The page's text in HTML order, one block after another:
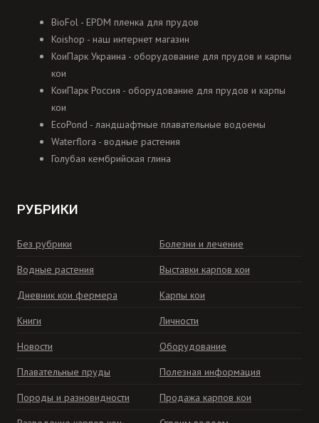
BioFol - EPDM пленка для прудов
Koishop - наш интернет магазин
КоиПарк Украина - оборудование для прудов и карпы
кои
КоиПарк Россия - оборудование для прудов и карпы
кои
EcoPond - ландшафтные плавательные водоемы
Waterflora - водные растения
Голубая кембрийская глина
РУБРИКИ
Без рубрики
Болезни и лечение
Водные растения
Выставки карпов кои
Дневник кои фермера
Карпы кои
Книги
Личности
Новости
Оборудование
Плавательные пруды
Полезная информация
Породы и разновидности
Продажа карпов кои